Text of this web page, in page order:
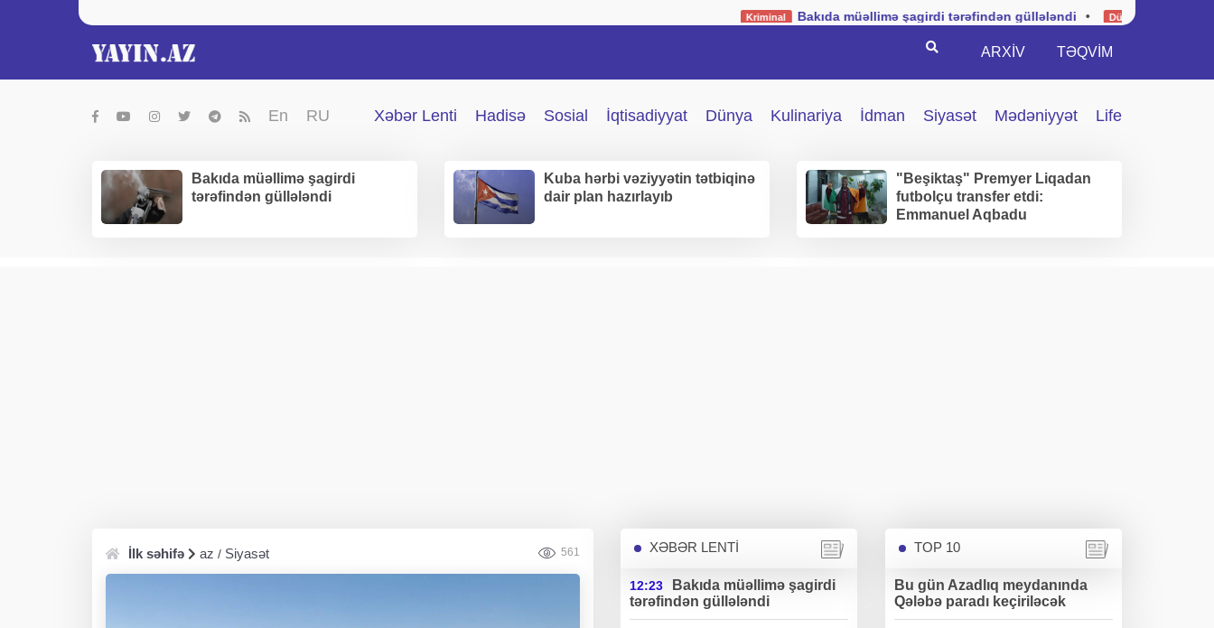
Bakıda müəllimə şagirdi tərəfindən güllələndi • Dünya Kuba hərbi vəziyyətin
Search ARXİV TƏQVIM
En RU Xəbər Lenti Hadisə Sosial İqtisadiyyat Dünya Kulinariya İdman Siyasət Mədəniyyət Life
Bakıda müəllimə şagirdi
tərəfindən güllələndi
Kuba hərbi vəziyyətin tətbiqinə
dair plan hazırlayıb
"Beşiktaş" Premyer Liqadan
futbolçu transfer etdi:
Emmanuel Aqbadu
İlk səhifə az / Siyasət 561 XƏBƏR LENTİ
12:23
Bakıda müəllimə şagirdi
tərəfindən güllələndi
TOP 10
Bu gün Azadlıq meydanında
Qələbə paradı keçiriləcək